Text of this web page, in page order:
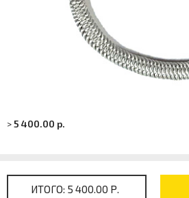
>5 400.00 р.
ИТОГО: 5 400.00 Р.